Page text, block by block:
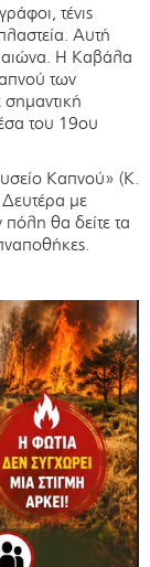
τένις
Αυτή
αιώνα. Η Καβάλα
των
του 19ου
Καπνού» (Κ.
με
θα δείτε τα